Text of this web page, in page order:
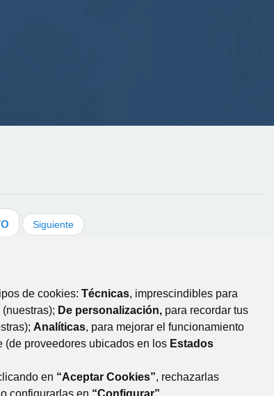
de cookies: Técnicas, imprescindibles para
De personalización, para recordar tus
Analíticas, para mejorar el funcionamiento
(de proveedores ubicados en los Estados
en “Aceptar Cookies”, rechazarlas
, o configurarlas en “Configurar”
Siguiente